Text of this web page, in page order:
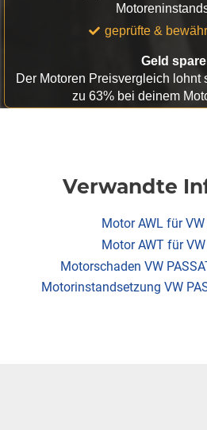
geprüfte &
Geld
Der Motoren Preisvergleich lohnt
zu 63% bei deinem
Verwandte
Motor AWL für VW
Motor AWT für VW
Motorschaden VW
Motorinstandsetzung VW